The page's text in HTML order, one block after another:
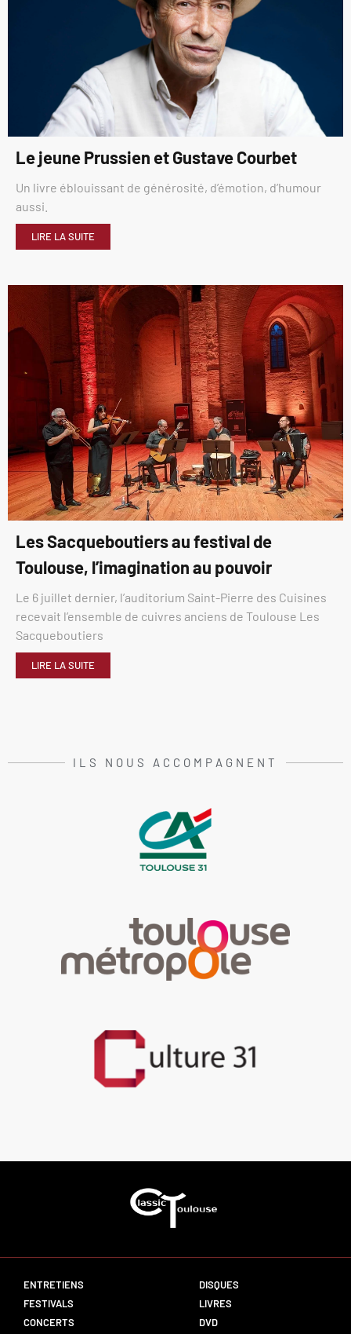
Le jeune Prussien et Gustave Courbet
Un livre éblouissant de générosité, d’émotion, d’humour
aussi.
LIRE LA SUITE
Les Sacqueboutiers au festival de
Toulouse, l’imagination au pouvoir
Le 6 juillet dernier, l’auditorium Saint-Pierre des Cuisines
recevait l’ensemble de cuivres anciens de Toulouse Les
Sacqueboutiers
LIRE LA SUITE
ILS NOUS ACCOMPAGNENT
ENTRETIENS
FESTIVALS
CONCERTS
DISQUES
LIVRES
DVD